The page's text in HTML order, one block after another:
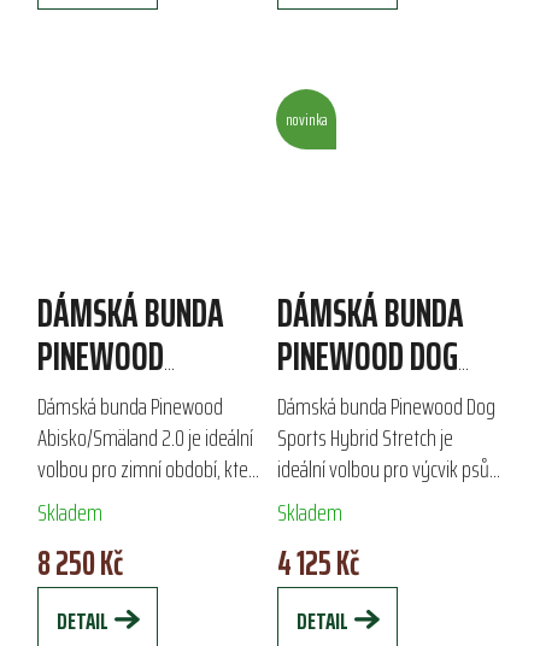
DÁMSKÁ BUNDA
PINEWOOD
ABISKO/SMÄLAND
2.0
Dámská bunda Pinewood
Abisko/Smäland 2.0 je ideální
volbou pro zimní období, která
poskytuje maximální teplo a
komfort. Díky technologii Ultra
Body-Heat je až o 25 %
teplejší...
Skladem
8 250 Kč
DETAIL
novinka
DÁMSKÁ BUNDA
PINEWOOD DOG
SPORTS HYBRID
STRETCH
Dámská bunda Pinewood Dog
Sports Hybrid Stretch je
ideální volbou pro výcvik psů a
outdoorové aktivity v
proměnlivém počasí.
Vyrobena z pružného
materiálu s čtyřsměrným
strečem,...
Skladem
4 125 Kč
DETAIL